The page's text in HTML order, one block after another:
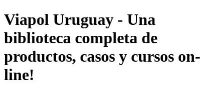
Viapol Uruguay - Una
biblioteca completa de
productos, casos y cursos on-
line!